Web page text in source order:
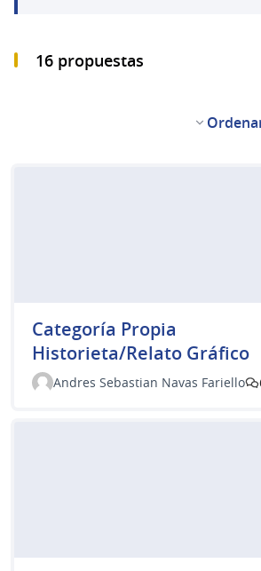
16 propuestas
Categoría Propia
Historieta/Relato Gráfico
Andres Sebastian Navas Fariello